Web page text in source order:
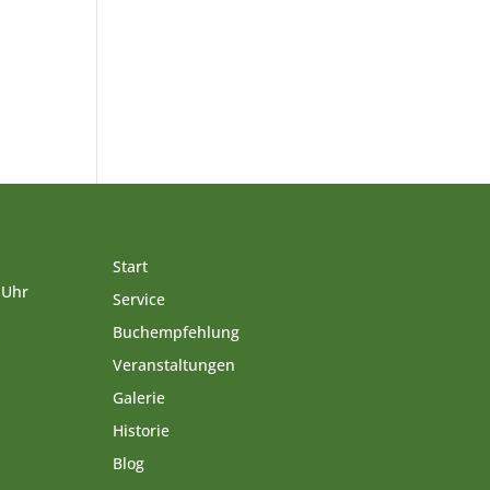
Start
Service
Buchempfehlung
Veranstaltungen
Galerie
Historie
Blog